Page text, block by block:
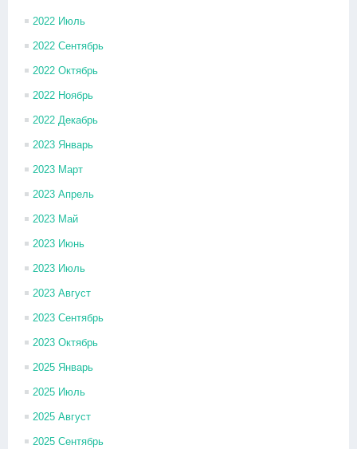
2022 Июль
2022 Сентябрь
2022 Октябрь
2022 Ноябрь
2022 Декабрь
2023 Январь
2023 Март
2023 Апрель
2023 Май
2023 Июнь
2023 Июль
2023 Август
2023 Сентябрь
2023 Октябрь
2025 Январь
2025 Июль
2025 Август
2025 Сентябрь